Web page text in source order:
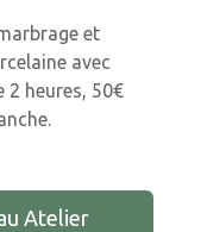
et
avec
2 heures, 50€
Atelier